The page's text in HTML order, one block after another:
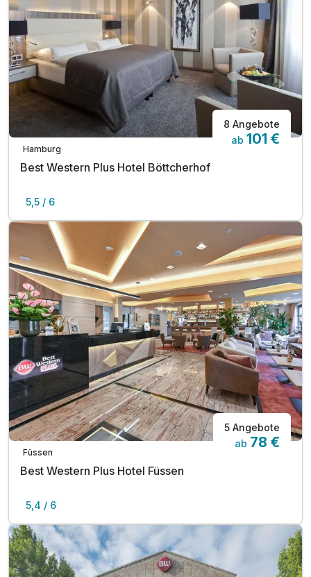
Hamburg
8 Angebote
ab 101 €
Best Western Plus Hotel Böttcherhof
5,5 / 6
Füssen
5 Angebote
ab 78 €
Best Western Plus Hotel Füssen
5,4 / 6